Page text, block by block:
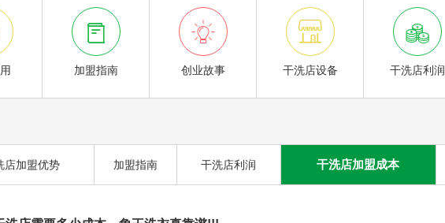

加盟指南

创业故事

干洗店设备

干洗店利润
店加盟优势 加盟指南 干洗店利润 干洗店加盟成本